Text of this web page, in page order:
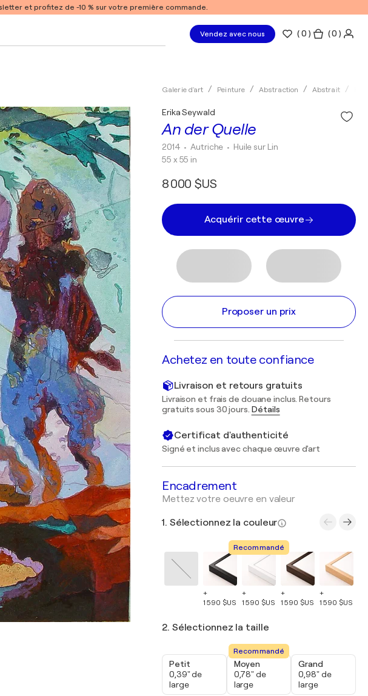
et profitez de -10 % sur votre première commande.
Vendez avec nous (0 ) ( 0 )
Galerie d'art Peinture Abstraction Abstrait
An der Quelle
Erika Seywald
2014 • Autriche • Huile sur Lin
55 x 55 in
8 000 $US
Acquérir cette œuvre
Proposer un prix
Achetez en toute confiance
Livraison et retours gratuits
Livraison et frais de douane inclus. Retours
gratuits sous 30 jours. Détails
Certificat d'authenticité
Signé et inclus avec chaque œuvre d'art
Encadrement
Mettez votre oeuvre en valeur
1. Sélectionnez la couleur
+
1 590 $US
Recommandé
+
1 590 $US
+
1 590 $US
+
1 590 $US
2. Sélectionnez la taille
Petit
0,39" de
large
Recommandé
Moyen
0,78" de
large
Grand
0,98" de
large